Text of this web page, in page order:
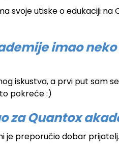
svoje utiske o edukaciji
imao
iskustva, a prvi put sam
pokreće :)
za Quantox
je preporučio dobar prijatelj.